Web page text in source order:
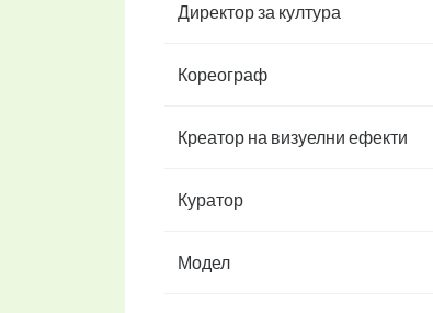
Директор за култура
Кореограф
Креатор на визуелни ефекти
Куратор
Модел